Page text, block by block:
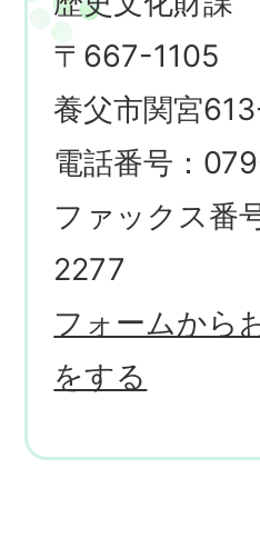
〒667-1105
養父市関宮
電話番号：
ファックス番
2277
フォームから
をする